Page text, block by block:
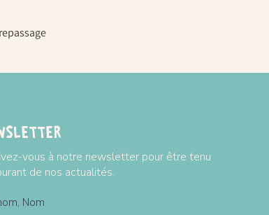
vous à notre newsletter pour être tenu
de nos actualités.